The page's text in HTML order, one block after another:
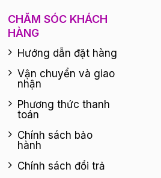
CHĂM SÓC KHÁCH
HÀNG
Hướng dẫn đặt hàng
Vận chuyển và giao
nhận
Phương thức thanh
toán
Chính sách bảo
hành
Chính sách đổi trả